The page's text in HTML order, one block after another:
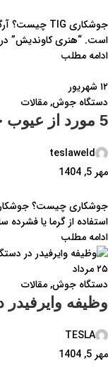
است. “هنری کاوندیش” در سال ۱۷۸۵ تصور می‌کرد که آرگون
ادامه مطلب
۱۲شهریور
دستگاه جوش,مقالات
5 مورد از عیوب جوش
teslaweld
مهر 5, 1404
جوشکاری چیست؟
استفاده از گرما یا
ادامه مطلب
۲۵مرداد
دستگاه جوش,مقالات
وظیفه
TESLA
مهر 5, 1404